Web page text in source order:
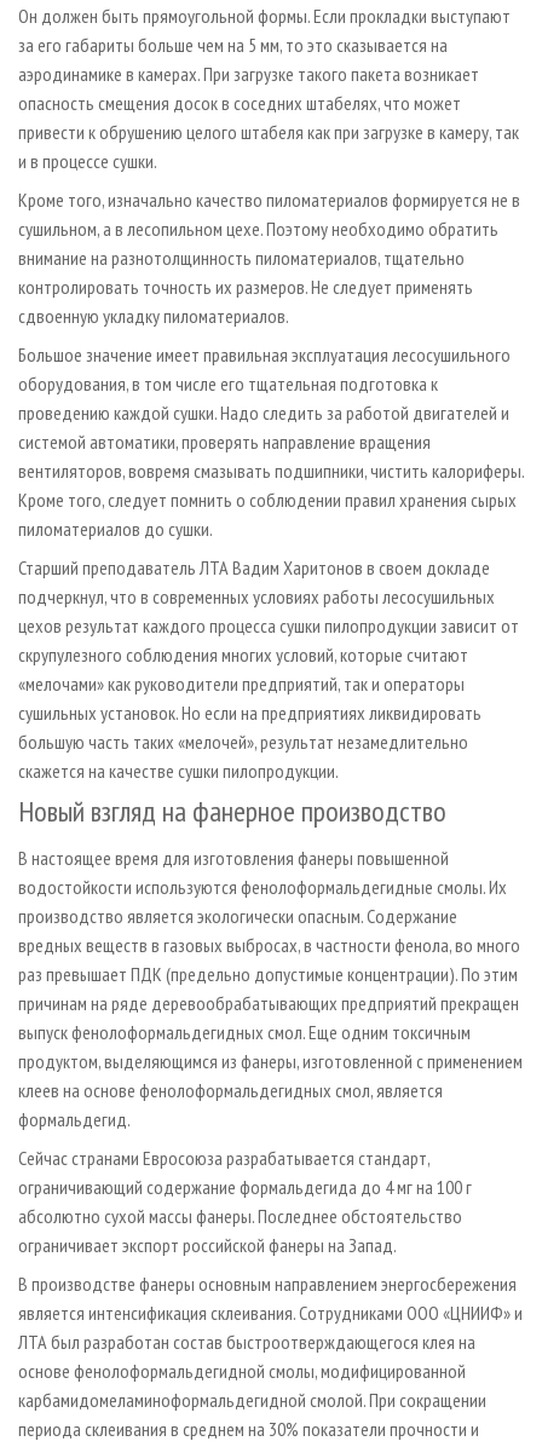
Он должен быть прямоугольной формы. Если прокладки выступают
за его габариты больше чем на 5 мм, то это сказывается на
аэродинамике в камерах. При загрузке такого пакета возникает
опасность смещения досок в соседних штабелях, что может
привести к обрушению целого штабеля как при загрузке в камеру, так
и в процессе сушки.
Кроме того, изначально качество пиломатериалов формируется не в
сушильном, а в лесопильном цехе. Поэтому необходимо обратить
внимание на разнотолщинность пиломатериалов, тщательно
контролировать точность их размеров. Не следует применять
сдвоенную укладку пиломатериалов.
Большое значение имеет правильная эксплуатация лесосушильного
оборудования, в том числе его тщательная подготовка к
проведению каждой сушки. Надо следить за работой двигателей и
системой автоматики, проверять направление вращения
вентиляторов, вовремя смазывать подшипники, чистить калориферы.
Кроме того, следует помнить о соблюдении правил хранения сырых
пиломатериалов до сушки.
Старший преподаватель ЛТА Вадим Харитонов в своем докладе
подчеркнул, что в современных условиях работы лесосушильных
цехов результат каждого процесса сушки пилопродукции зависит от
скрупулезного соблюдения многих условий, которые считают
«мелочами» как руководители предприятий, так и операторы
сушильных установок. Но если на предприятиях ликвидировать
большую часть таких «мелочей», результат незамедлительно
скажется на качестве сушки пилопродукции.
Новый взгляд на фанерное производство
В настоящее время для изготовления фанеры повышенной
водостойкости используются фенолоформальдегидные смолы. Их
производство является экологически опасным. Содержание
вредных веществ в газовых выбросах, в частности фенола, во много
раз превышает ПДК (предельно допустимые концентрации). По этим
причинам на ряде деревообрабатывающих предприятий прекращен
выпуск фенолоформальдегидных смол. Еще одним токсичным
продуктом, выделяющимся из фанеры, изготовленной с применением
клеев на основе фенолоформальдегидных смол, является
формальдегид.
Сейчас странами Евросоюза разрабатывается стандарт,
ограничивающий содержание формальдегида до 4 мг на 100 г
абсолютно сухой массы фанеры. Последнее обстоятельство
ограничивает экспорт российской фанеры на Запад.
В производстве фанеры основным направлением энергосбережения
является интенсификация склеивания. Сотрудниками ООО «ЦНИИФ» и
ЛТА был разработан состав быстроотверждающегося клея на
основе фенолоформальдегидной смолы, модифицированной
карбамидомеламиноформальдегидной смолой. При сокращении
периода склеивания в среднем на 30% показатели прочности и